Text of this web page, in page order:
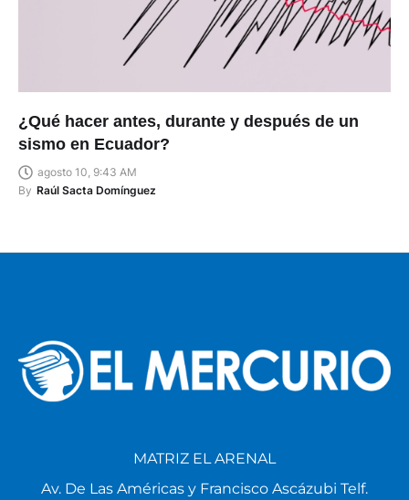
¿Qué hacer antes, durante y después de un
sismo en Ecuador?
agosto 10, 9:43 AM
By Raúl Sacta Domínguez
MATRIZ EL ARENAL
Av. De Las Américas y Francisco Ascázubi Telf.